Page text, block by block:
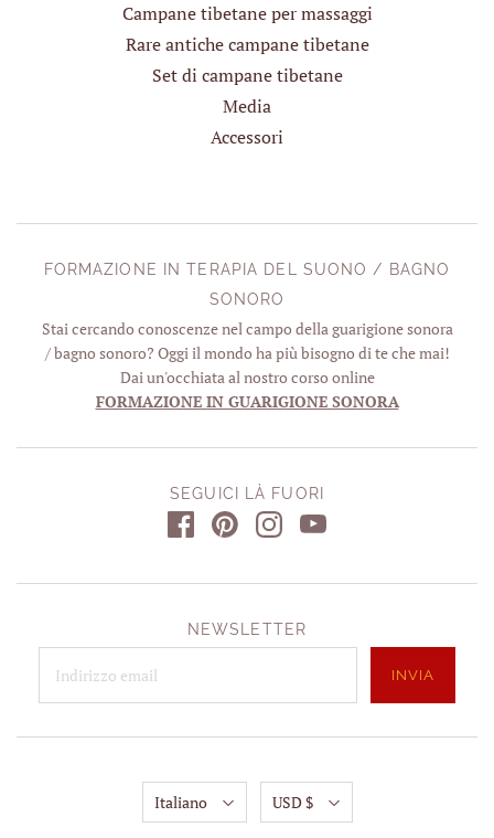
Campane tibetane per massaggi
Rare antiche campane tibetane
Set di campane tibetane
Media
Accessori
FORMAZIONE IN TERAPIA DEL SUONO / BAGNO
SONORO
Stai cercando conoscenze nel campo della guarigione sonora
/ bagno sonoro? Oggi il mondo ha più bisogno di te che mai!
Dai un'occhiata al nostro corso online
FORMAZIONE IN GUARIGIONE SONORA
SEGUICI LÀ FUORI
NEWSLETTER
Italiano USD $